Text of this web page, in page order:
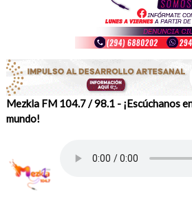
Mezkla FM 104.7 / 98.1 - ¡Escúchanos
mundo!